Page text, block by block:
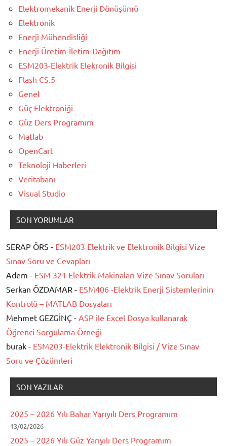
Elektromekanik Enerji Dönüşümü
Elektronik
Enerji Mühendisliği
Enerji Üretim-İletim-Dağıtım
ESM203-Elektrik Elekronik Bilgisi
Flash CS.5
Genel
Güç Elektroniği
Güz Ders Programım
Matlab
OpenCart
Teknoloji Haberleri
Veritabanı
Visual Studio
SON YORUMLAR
SERAP ÖRS - ESM203 Elektrik ve Elektronik Bilgisi Vize
Sınav Soru ve Cevapları
Adem - ESM 321 Elektrik Makinaları Vize Sınav Soruları
Serkan ÖZDAMAR - ESM406 -Elektrik Enerji Sistemlerinin
Kontrolü – MATLAB Dosyaları
Mehmet GEZGİNÇ - ASP ile Excel Dosya kullanarak
Öğrenci Sorgulama Örneği
burak - ESM203-Elektrik Elektronik Bilgisi / Vize Sınav
Soru ve Çözümleri
SON YAZILAR
2025 – 2026 Yılı Bahar Yarıyılı Ders Programım
13/02/2026
2025 – 2026 Yılı Güz Yarıyılı Ders Programım